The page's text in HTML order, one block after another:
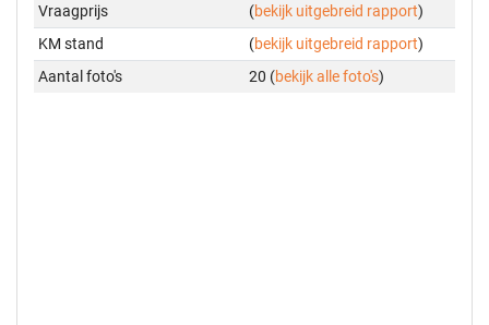
Vraagprijs
(bekijk uitgebreid rapport)
KM stand
(bekijk uitgebreid rapport)
Aantal foto's
20 (bekijk alle foto's)